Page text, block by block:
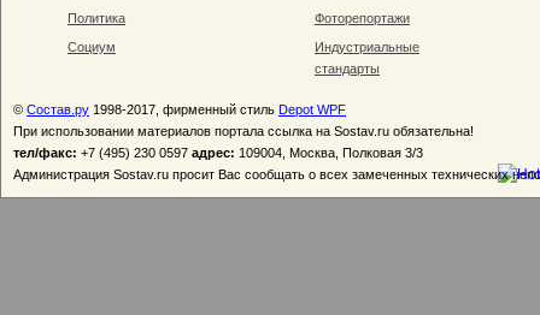
Политика
Социум
Фоторепортажи
Индустриальные
стандарты
© Состав.ру 1998-2017, фирменный стиль Depot WPF
При использовании материалов портала ссылка на Sostav.ru обязательна!
тел/факс: +7 (495) 230 0597 адрес: 109004, Москва, Полковая 3/3
Администрация Sostav.ru просит Вас сообщать о всех замеченных технических